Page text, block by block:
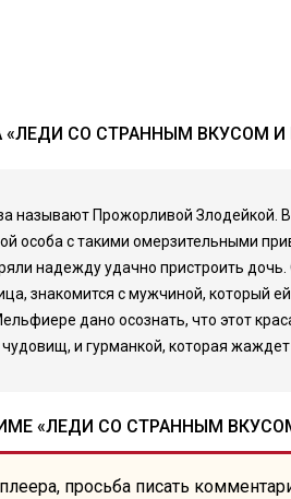
СО СТРАННЫМ ВКУСОМ И
Прожорливой Злодейкой.
особа с такими омерзительными
надежду удачно пристроить
знакомится с мужчиной, который
дано осознать, что этот
и гурманкой, которая
«ЛЕДИ СО СТРАННЫМ
просьба писать